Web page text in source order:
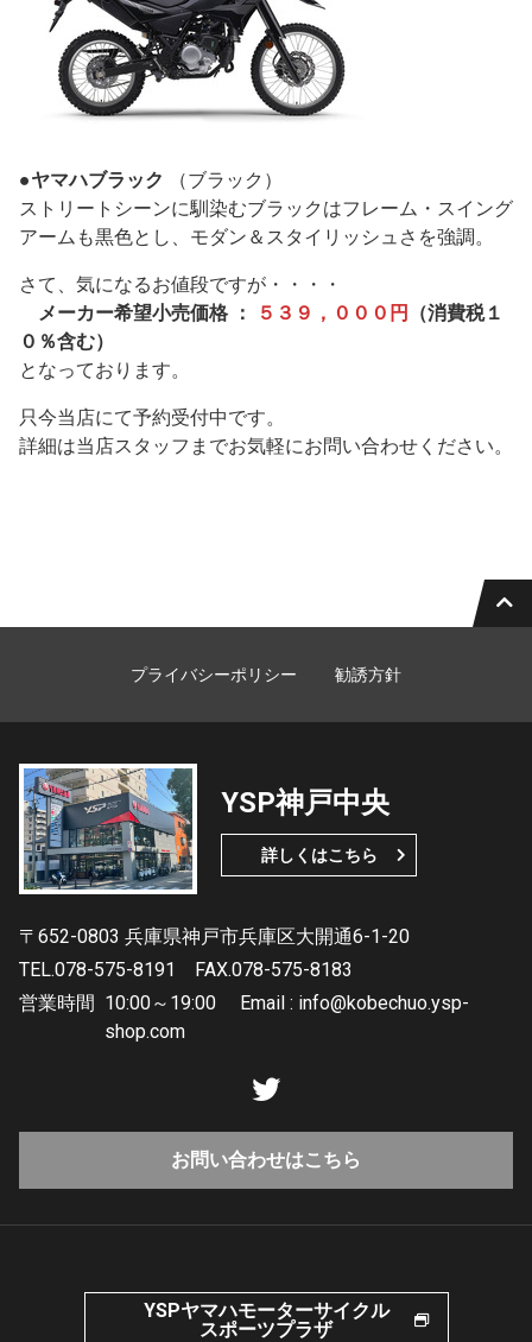
●ヤマハブラック
（ブラック）
ストリートシーンに馴染むブラックはフレーム・スイング
アームも黒色とし、モダン＆スタイリッシュさを強調。
さて、気になるお値段ですが・・・・
メーカー希望小売価格 ：
５３９，０００円
（消費税１
０％含む）
となっております。
只今当店にて予約受付中です。
詳細は当店スタッフまでお気軽にお問い合わせください。
プライバシーポリシー 勧誘方針
YSP神戸中央
詳しくはこちら
〒652-0803 兵庫県神戸市兵庫区大開通6-1-20
TEL.078-575-8191
FAX.078-575-8183
営業時間 10:00～19:00 Email : info@kobechuo.ysp-
shop.com
お問い合わせはこちら
YSPヤマハモーターサイクル
スポーツプラザ